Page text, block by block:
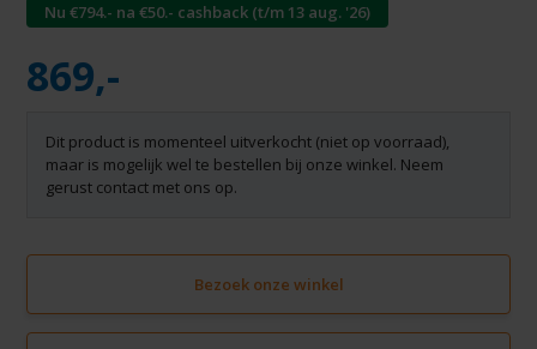
Nu €794.- na €50.- cashback (t/m 13 aug. '26)
869,-
Dit product is momenteel uitverkocht (niet op voorraad),
maar is mogelijk wel te bestellen bij onze winkel. Neem
gerust contact met ons op.
Bezoek onze winkel